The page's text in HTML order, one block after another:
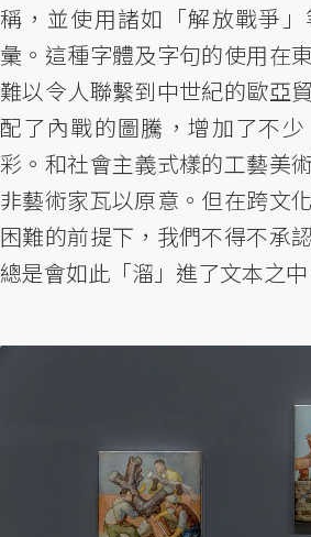
稱，並使用諸如「解放戰爭
彙。這種字體及字句的使用在
難以令人聯繫到中世紀的歐亞
配了內戰的圖騰，增加了不
彩。和社會主義式樣的工藝美
非藝術家瓦以原意。但在跨文
困難的前提下，我們不得不承
總是會如此「溜」進了文本之中